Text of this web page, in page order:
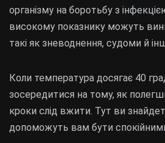
організму на боротьбу з
високому показнику можуть
такі як зневоднення, судоми й
Коли температура досягає 40
зосередитися на тому, як
кроки слід вжити. Тут ви
допоможуть вам бути